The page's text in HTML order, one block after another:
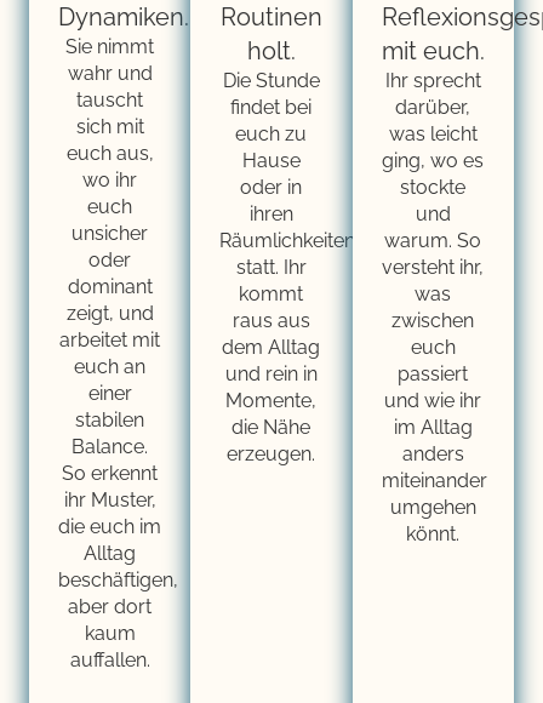
Dynamiken.
Sie nimmt
wahr und
tauscht
sich mit
euch aus,
wo ihr
euch
unsicher
oder
dominant
zeigt, und
arbeitet mit
euch an
einer
stabilen
Balance.
So erkennt
ihr Muster,
die euch im
Alltag
beschäftigen,
aber dort
kaum
auffallen.
Routinen
holt.
Die Stunde
findet bei
euch zu
Hause
oder in
ihren
Räumlichkeiten
statt. Ihr
kommt
raus aus
dem Alltag
und rein in
Momente,
die Nähe
erzeugen.
mit euch.
Ihr sprecht
darüber,
was leicht
ging, wo es
stockte
und
warum. So
versteht ihr,
was
zwischen
euch
passiert
und wie ihr
im Alltag
anders
miteinander
umgehen
könnt.